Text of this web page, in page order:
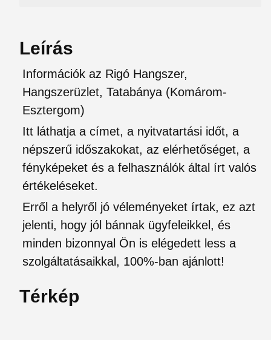
Leírás
Információk az Rigó Hangszer,
Hangszerüzlet, Tatabánya (Komárom-
Esztergom)
Itt láthatja a címet, a nyitvatartási időt, a
népszerű időszakokat, az elérhetőséget, a
fényképeket és a felhasználók által írt valós
értékeléseket.
Erről a helyről jó véleményeket írtak, ez azt
jelenti, hogy jól bánnak ügyfeleikkel, és
minden bizonnyal Ön is elégedett less a
szolgáltatásaikkal, 100%-ban ajánlott!
Térkép